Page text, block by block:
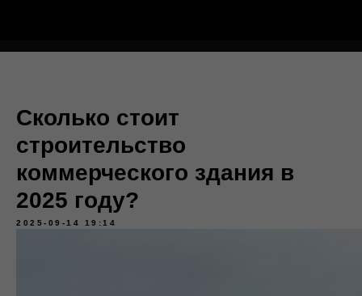
Сколько стоит
строительство
коммерческого здания в
2025 году?
2025-09-14 19:14